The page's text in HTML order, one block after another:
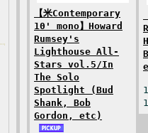
【米Contemporary
10' mono】Howard
Rumsey's
Lighthouse All-
Stars vol.5/In
The Solo
Spotlight (Bud
Shank, Bob
Gordon, etc)